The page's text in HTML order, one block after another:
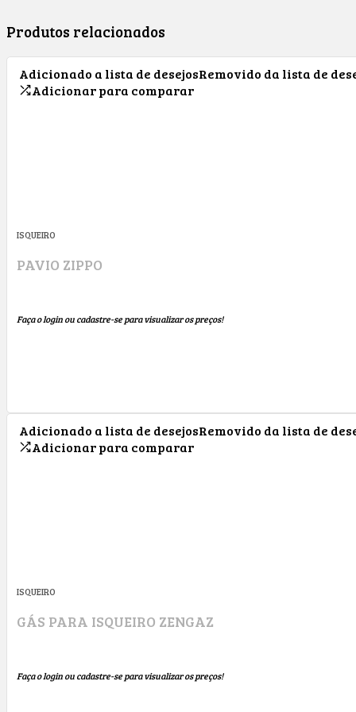
Produtos relacionados
Adicionado a lista de desejosRemovido da lista de
Adicionar para comparar
ISQUEIRO
PAVIO ZIPPO
Faça o login ou cadastre-se para visualizar os preços!
Adicionado a lista de desejosRemovido da lista de
Adicionar para comparar
ISQUEIRO
GÁS PARA ISQUEIRO ZENGAZ
Faça o login ou cadastre-se para visualizar os preços!